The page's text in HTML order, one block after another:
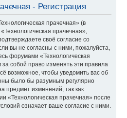
- Регистрация
прачечная» (в
прачечная»,
своё согласие со
вы не согласны с ними, пожалуйста,
форумами «Технологическая
собой право изменять эти правила
возможное, чтобы уведомить вас об
было бы разумным регулярно
предмет изменений, так как
«Технологическая прачечная» после
означает ваше согласие с ними.